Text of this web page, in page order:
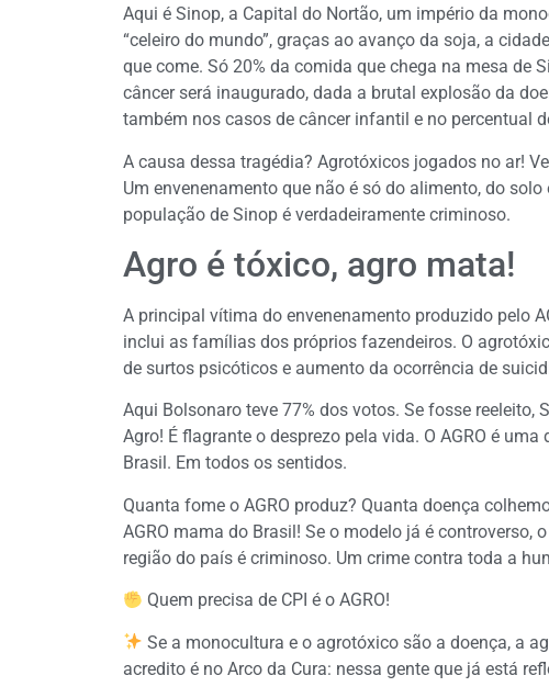
Aqui é Sinop, a Capital do Nortão, um império da
“celeiro do mundo”, graças ao avanço da soja, a
que come. Só 20% da comida que chega na mesa de
câncer será inaugurado, dada a brutal explosão da
também nos casos de câncer infantil e no percentual
A causa dessa tragédia? Agrotóxicos jogados no ar!
Um envenenamento que não é só do alimento, do
população de Sinop é verdadeiramente criminoso.
Agro é tóxico, agro mata!
A principal vítima do envenenamento produzido pelo
inclui as famílias dos próprios fazendeiros. O
de surtos psicóticos e aumento da ocorrência de
Aqui Bolsonaro teve 77% dos votos. Se fosse
Agro! É flagrante o desprezo pela vida. O AGRO é
Brasil. Em todos os sentidos.
Quanta fome o AGRO produz? Quanta doença
AGRO mama do Brasil! Se o modelo já é
região do país é criminoso. Um crime contra toda a
Quem precisa de CPI é o AGRO!
Se a monocultura e o agrotóxico são a doença, a
acredito é no Arco da Cura: nessa gente que já está